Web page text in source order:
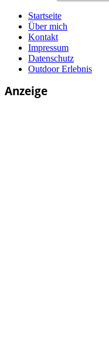
Startseite
Über mich
Kontakt
Impressum
Datenschutz
Outdoor Erlebnis
Anzeige